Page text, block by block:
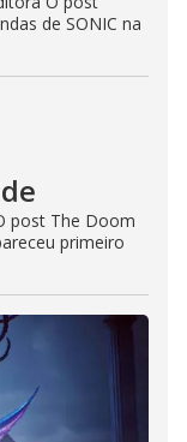
de SONIC na
post The Doom
primeiro